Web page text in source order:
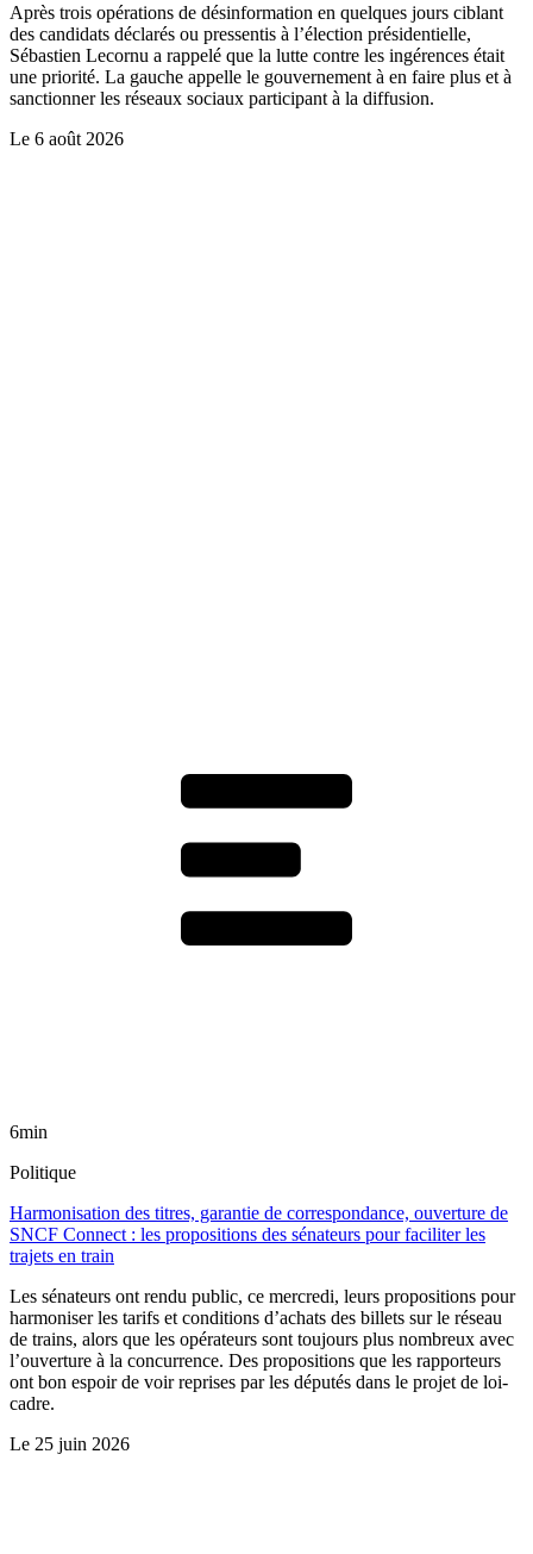
Après trois opérations de désinformation en quelques jours ciblant
des candidats déclarés ou pressentis à l’élection présidentielle,
Sébastien Lecornu a rappelé que la lutte contre les ingérences était
une priorité. La gauche appelle le gouvernement à en faire plus et à
sanctionner les réseaux sociaux participant à la diffusion.
Le 6 août 2026
6min
Politique
Harmonisation des titres, garantie de correspondance, ouverture de
SNCF Connect : les propositions des sénateurs pour faciliter les
trajets en train
Les sénateurs ont rendu public, ce mercredi, leurs propositions pour
harmoniser les tarifs et conditions d’achats des billets sur le réseau
de trains, alors que les opérateurs sont toujours plus nombreux avec
l’ouverture à la concurrence. Des propositions que les rapporteurs
ont bon espoir de voir reprises par les députés dans le projet de loi-
cadre.
Le 25 juin 2026